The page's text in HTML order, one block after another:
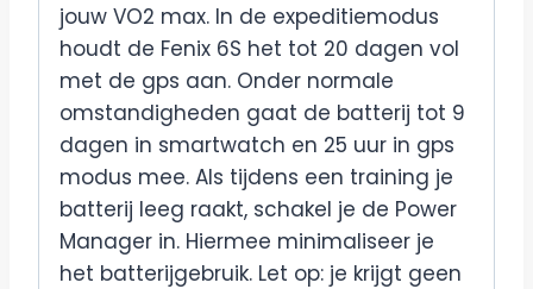
jouw VO2 max. In de expeditiemodus
houdt de Fenix 6S het tot 20 dagen vol
met de gps aan. Onder normale
omstandigheden gaat de batterij tot 9
dagen in smartwatch en 25 uur in gps
modus mee. Als tijdens een training je
batterij leeg raakt, schakel je de Power
Manager in. Hiermee minimaliseer je
het batterijgebruik. Let op: je krijgt geen